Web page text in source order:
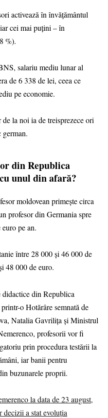
activează în învățământul
cei mai puțini – în
%).
salariu mediu lunar al
de 6 338 de lei, ceea ce
pe economie.
la noi ia de treisprezece ori
din Republica
unul din afară?
moldovean primește circa
profesor din Germania spre
pe an.
între 28 000 și 46 000 de
48 000 de euro.
din Republica
o Hotărâre semnată de
Natalia Gavrilița și Ministrul
profesorii vor fi
prin procedura testării la
iar banii pentru
buzunarele proprii.
la data de 23 august,
decizii a stat evoluția